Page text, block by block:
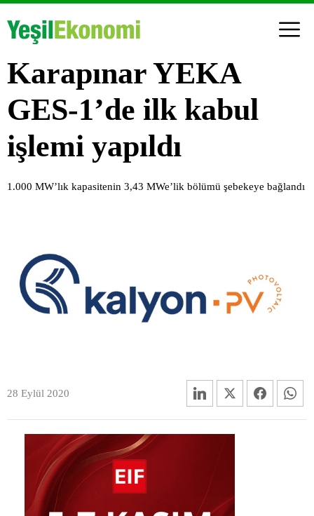
Karapınar YEKA
GES-1’de ilk kabul
işlemi yapıldı
1.000 MW’lık kapasitenin 3,43 MWe’lik bölümü şebekeye bağlandı
28 Eylül 2020